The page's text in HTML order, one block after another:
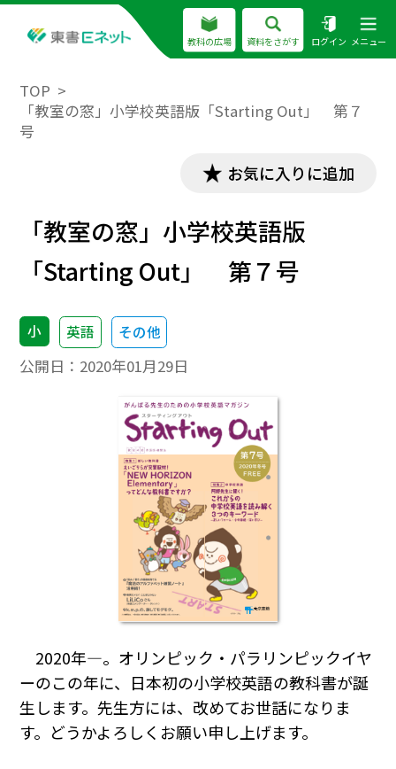
教科の広場 資料をさがす ログイン メニュー
TOP
「教室の窓」小学校英語版「Starting Out」 第７
号
お気に入りに追加
「教室の窓」小学校英語版
「Starting Out」 第７号
小 英語 その他
公開日： 2020年01月29日
2020年―。オリンピック・パラリンピックイヤ
ーのこの年に、日本初の小学校英語の教科書が誕
生します。先生方には、改めてお世話になりま
す。どうかよろしくお願い申し上げます。